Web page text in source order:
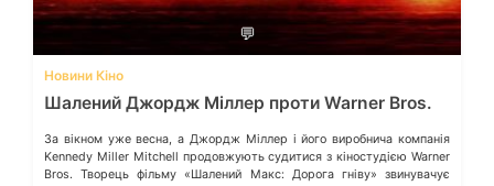
💬
Новини Кіно
Шалений Джордж Міллер проти Warner Bros.
За вікном уже весна, а Джордж Міллер і його виробнича компанія
Kennedy Miller Mitchell продовжують судитися з кіностудією Warner
Bros. Творець фільму «Шалений Макс: Дорога гніву» звинувачує